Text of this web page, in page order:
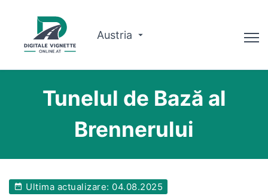
Austria
Planificator de traseu
Verificați valabilitatea
Despre noi
Română
Tunelul de Bază al
Brennerului
Ultima actualizare: 04.08.2025